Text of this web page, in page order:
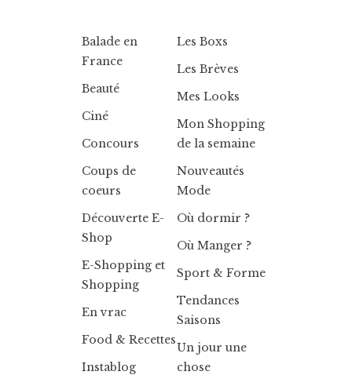
Balade en
France
Beauté
Ciné
Concours
Coups de
coeurs
Découverte E-
Shop
E-Shopping et
Shopping
En vrac
Food & Recettes
Instablog
Les Boxs
Les Brèves
Mes Looks
Mon Shopping
de la semaine
Nouveautés
Mode
Où dormir ?
Où Manger ?
Sport & Forme
Tendances
Saisons
Un jour une
chose